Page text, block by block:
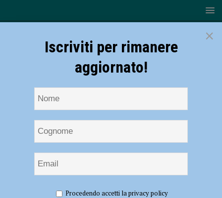
ristoranti, Lertora: “Non siamo una macchinetta da accendere e
×
Iscriviti per rimanere
aggiornato!
Procedendo accetti la privacy policy